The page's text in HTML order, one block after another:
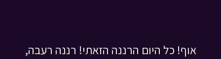
אוף! כל היום הרננה הזאתי! רננה רעבה,